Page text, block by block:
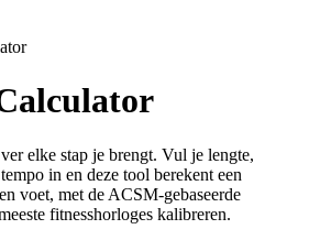
elke stap je brengt. Vul je lengte,
in en deze tool berekent een
voet, met de ACSM-gebaseerde
fitnesshorloges kalibreren.